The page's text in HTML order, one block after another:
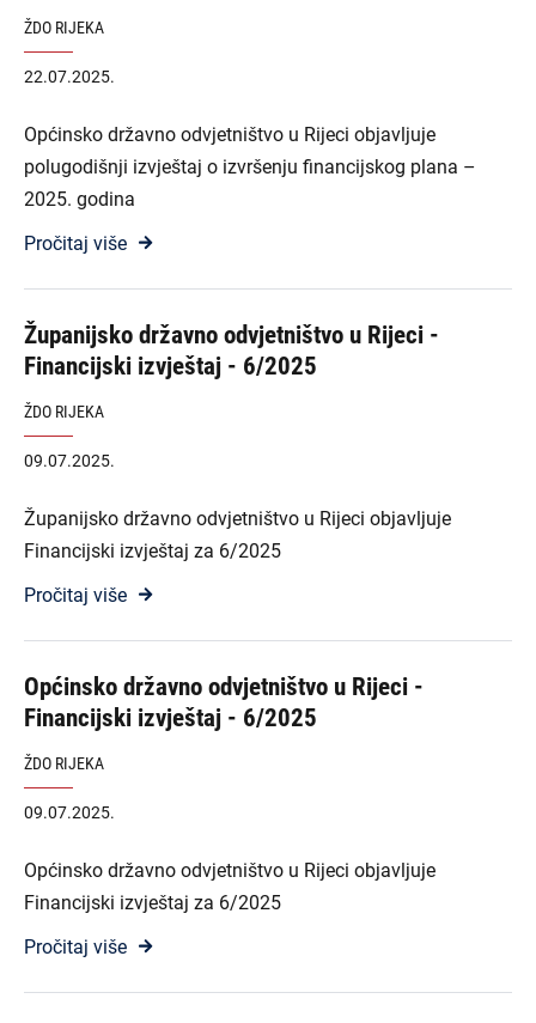
ŽDO RIJEKA
22.07.2025.
Općinsko državno odvjetništvo u Rijeci objavljuje
polugodišnji izvještaj o izvršenju financijskog plana –
2025. godina
Pročitaj više
Županijsko državno odvjetništvo u Rijeci -
Financijski izvještaj - 6/2025
ŽDO RIJEKA
09.07.2025.
Županijsko državno odvjetništvo u Rijeci objavljuje
Financijski izvještaj za 6/2025
Pročitaj više
Općinsko državno odvjetništvo u Rijeci -
Financijski izvještaj - 6/2025
ŽDO RIJEKA
09.07.2025.
Općinsko državno odvjetništvo u Rijeci objavljuje
Financijski izvještaj za 6/2025
Pročitaj više